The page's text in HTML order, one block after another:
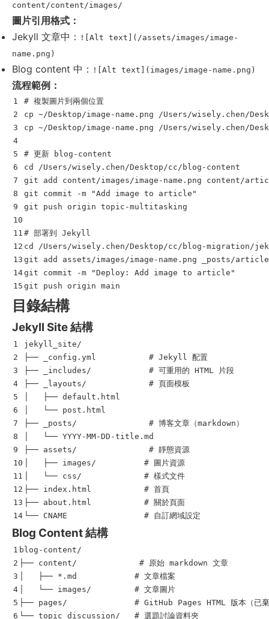
content/content/images/
圖片引用格式：
Jekyll 文章中：
![Alt text](/assets/images/image-
name.png)
Blog content 中： ![Alt text](images/image-name.png)
流程範例：
1
2
3
4
5
6
7
8
9
10
11
12
13
14
# 複製圖片到兩個位置
cp
cp ~/Desktop/image-name.png /Users/wisely.chen/
# 更新 blog-content
cd
/Users/wisely.chen/Desktop/cc/blog-content
git add content/images/image-name.png content/
git commit
-m
"Add image to article"
git push origin topic-multitasking
# 部署到 Jekyll
cd
/Users/wisely.chen/Desktop/cc/blog-migration/
git add assets/images/image-name.png _posts/
git commit
-m
"Deploy: Add image to article"
目錄結構
Jekyll Site 結構
1
2
3
4
5
6
7
8
9
10
11
12
13
jekyll_site/
├── _config.yml           # Jekyll 配置
├── _includes/            # 可重用的 HTML 片段
├── _layouts/             # 頁面模板
│   ├── default.html
│   └── post.html
├── _posts/               # 博客文章（markdown）
│   └── YYYY-MM-DD-title.md
├── assets/               # 靜態資源
│   ├── images/          # 圖片資源
│   └── css/             # 樣式文件
├── index.html           # 首頁
├── about.html           # 關於頁面
Blog Content 結構
1
2
3
4
5
blog-content/
├── content/             # 原始 markdown 文章
│   ├── *.md            # 文章檔案
│   └── images/         # 文章圖片
├── pages/              # GitHub Pages HTML 版本（已棄